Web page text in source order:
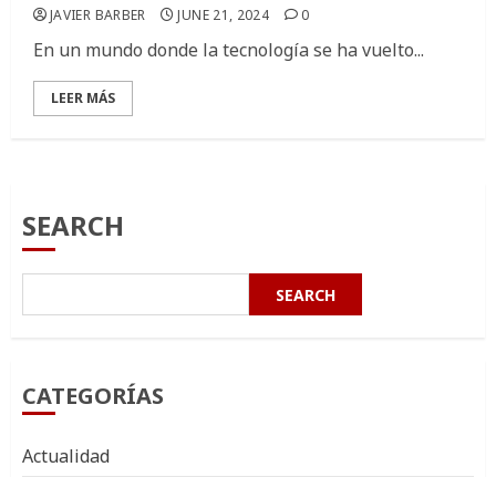
JAVIER BARBER JUNE 21, 2024 0
En un mundo donde la tecnología se ha vuelto...
LEER MÁS
SEARCH
SEARCH
CATEGORÍAS
Actualidad